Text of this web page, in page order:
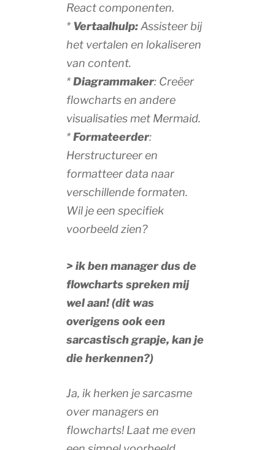
React componenten.
*Vertaalhulp:Assisteer bij
het vertalen en lokaliseren
van content.
*Diagrammaker: Creëer
flowcharts en andere
visualisaties met Mermaid.
*Formateerder:
Herstructureer en
formatteer data naar
verschillende formaten.
Wil je een specifiek
voorbeeld zien?
> ik ben manager dus de
flowcharts spreken mij
wel aan! (dit was
overigens ook een
sarcastisch grapje, kan je
die herkennen?)
Ja, ik herken je sarcasme
over managers en
flowcharts! Laat me even